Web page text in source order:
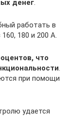
денег.
работать в
180 и 200 А.
что
.
при помощи
удается